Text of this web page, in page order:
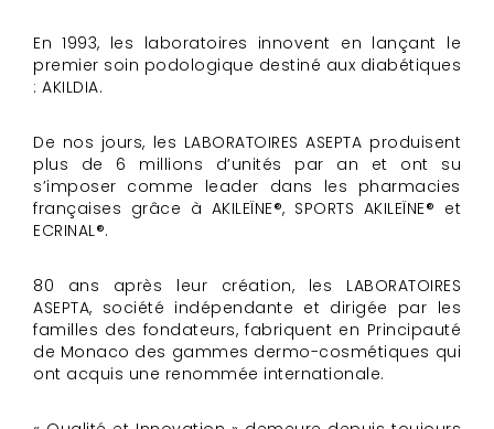
En 1993, les laboratoires innovent en lançant le
premier soin podologique destiné aux diabétiques
: AKILDIA.
De nos jours, les LABORATOIRES ASEPTA produisent
plus de 6 millions d’unités par an et ont su
s’imposer comme leader dans les pharmacies
françaises grâce à AKILEÏNE®, SPORTS AKILEÏNE® et
ECRINAL®.
80 ans après leur création, les LABORATOIRES
ASEPTA, société indépendante et dirigée par les
familles des fondateurs, fabriquent en Principauté
de Monaco des gammes dermo-cosmétiques qui
ont acquis une renommée internationale.